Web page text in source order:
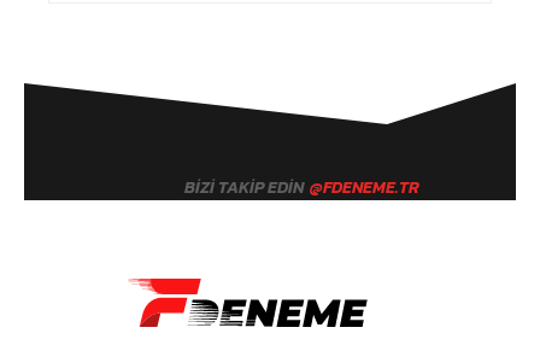
BIZI TAKIP EDIN @FDENEME.TR